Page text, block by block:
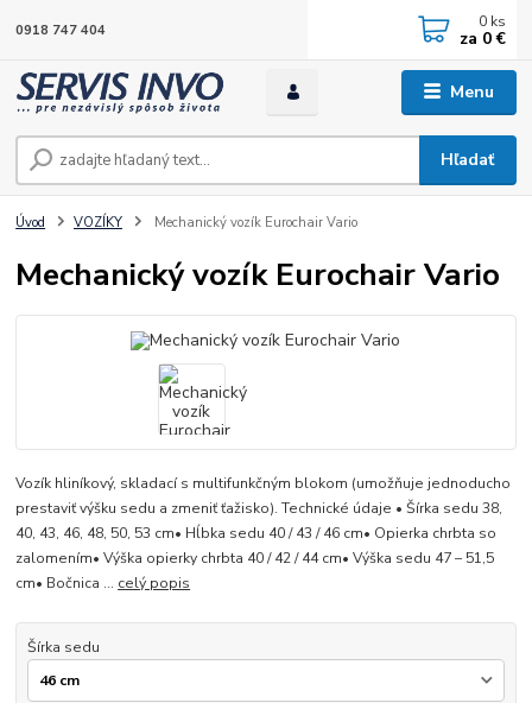
Menu
Hľadať
0918 747 404 0 ks
za 0 €
Úvod VOZÍKY Mechanický vozík Eurochair Vario
Mechanický vozík Eurochair Vario
Vozík hliníkový, skladací s multifunkčným blokom (umožňuje jednoducho
prestaviť výšku sedu a zmeniť ťažisko). Technické údaje • Šírka sedu 38,
40, 43, 46, 48, 50, 53 cm• Hĺbka sedu 40 / 43 / 46 cm• Opierka chrbta so
zalomením• Výška opierky chrbta 40 / 42 / 44 cm• Výška sedu 47 – 51,5
cm• Bočnica ... celý popis
Šírka sedu